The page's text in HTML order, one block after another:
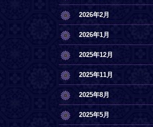
2026年2月
2026年1月
2025年12月
2025年11月
2025年8月
2025年5月